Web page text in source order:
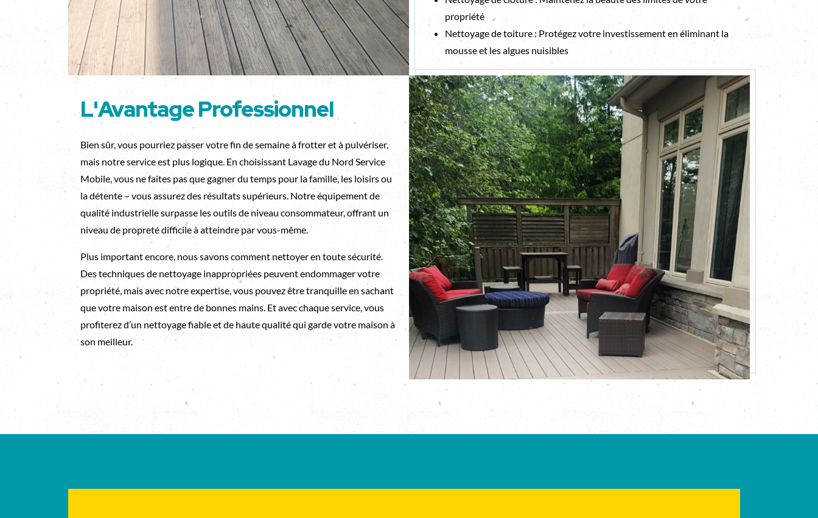
propriété
Nettoyage de toiture : Protégez votre investissement en éliminant la
mousse et les algues nuisibles
L'Avantage Professionnel
Bien sûr, vous pourriez passer votre fin de semaine à frotter et à pulvériser,
mais notre service est plus logique. En choisissant Lavage du Nord Service
Mobile, vous ne faites pas que gagner du temps pour la famille, les loisirs ou
la détente – vous assurez des résultats supérieurs. Notre équipement de
qualité industrielle surpasse les outils de niveau consommateur, offrant un
niveau de propreté difficile à atteindre par vous-même.
Plus important encore, nous savons comment nettoyer en toute sécurité.
Des techniques de nettoyage inappropriées peuvent endommager votre
propriété, mais avec notre expertise, vous pouvez être tranquille en sachant
que votre maison est entre de bonnes mains. Et avec chaque service, vous
profiterez d’un nettoyage fiable et de haute qualité qui garde votre maison à
son meilleur.